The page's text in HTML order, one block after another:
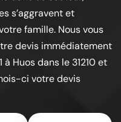
s’aggravent et
famille. Nous vous
devis immédiatement
Huos dans le 31210 et
ci votre devis